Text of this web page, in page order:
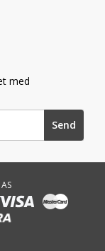
med
Send